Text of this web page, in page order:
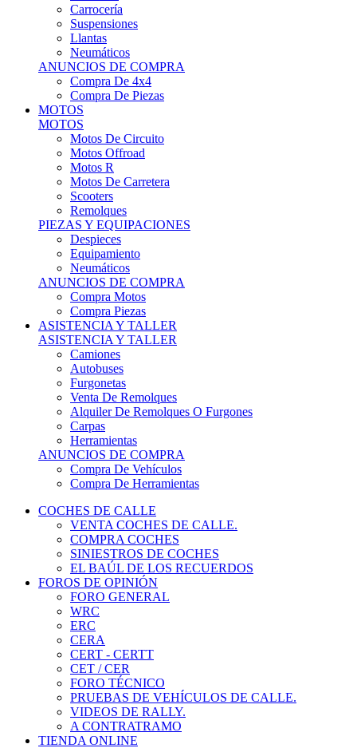
Carrocería
Suspensiones
Llantas
Neumáticos
ANUNCIOS DE COMPRA
Compra De 4x4
Compra De Piezas
MOTOS
MOTOS
Motos De Circuito
Motos Offroad
Motos R
Motos De Carretera
Scooters
Remolques
PIEZAS Y EQUIPACIONES
Despieces
Equipamiento
Neumáticos
ANUNCIOS DE COMPRA
Compra Motos
Compra Piezas
ASISTENCIA Y TALLER
ASISTENCIA Y TALLER
Camiones
Autobuses
Furgonetas
Venta De Remolques
Alquiler De Remolques O Furgones
Carpas
Herramientas
ANUNCIOS DE COMPRA
Compra De Vehículos
Compra De Herramientas
COCHES DE CALLE
VENTA COCHES DE CALLE.
COMPRA COCHES
SINIESTROS DE COCHES
EL BAÚL DE LOS RECUERDOS
FOROS DE OPINIÓN
FORO GENERAL
WRC
ERC
CERA
CERT - CERTT
CET / CER
FORO TÉCNICO
PRUEBAS DE VEHÍCULOS DE CALLE.
VIDEOS DE RALLY.
A CONTRATRAMO
TIENDA ONLINE